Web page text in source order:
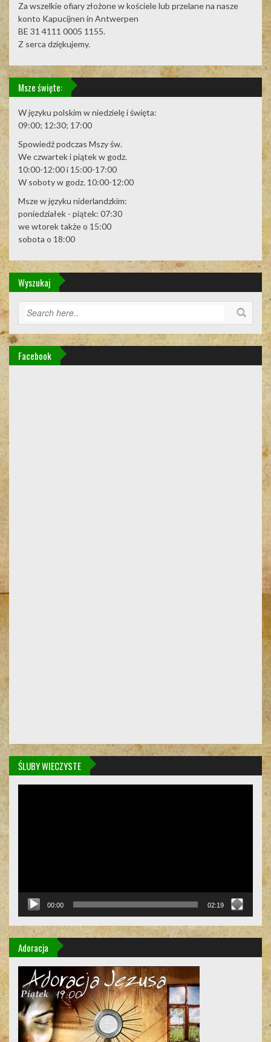
Za wszelkie ofiary złożone w kościele lub przelane na nasze
konto Kapucijnen in Antwerpen
BE 31 4111 0005 1155.
Z serca dziękujemy.
Msze święte:
W języku polskim w niedzielę i święta:
09:00; 12:30; 17:00
Spowiedź podczas Mszy św.
We czwartek i piątek w godz.
10:00-12:00 i 15:00-17:00
W soboty w godz. 10:00-12:00
Msze w języku niderlandzkim:
poniedziałek - piątek: 07:30
we wtorek także o 15:00
sobota o 18:00
Wyszukaj
Facebook
ŚLUBY WIECZYSTE
00:00 02:19
Adoracja